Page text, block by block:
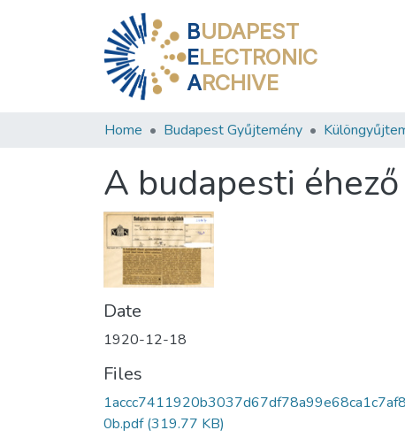
BUDAPEST
ELECTRONIC
ARCHIVE
Home Budapest Gyűjtemény
A budapesti
Date
1920-12-18
Files
1accc7411920b3037d67df78a99e68ca1c7af8
0b.pdf(319.77 KB)